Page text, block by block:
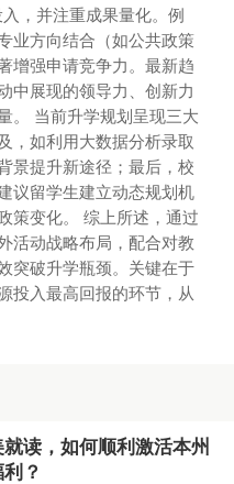
，并注重成果量化。例
业方向结合（如公共政策
增强申请竞争力。最新趋
中展现的领导力、创新力
。 当前升学规划呈现三大
，如利用大数据分析录取
景提升新途径；最后，校
议留学生建立动态规划机
策变化。 综上所述，通过
活动战略布局，配合对教
突破升学瓶颈。关键在于
投入最高回报的环节，从
读，如何顺利激活本州
？